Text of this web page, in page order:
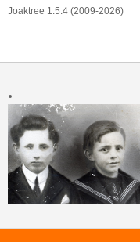
Joaktree 1.5.4 (2009-2026)